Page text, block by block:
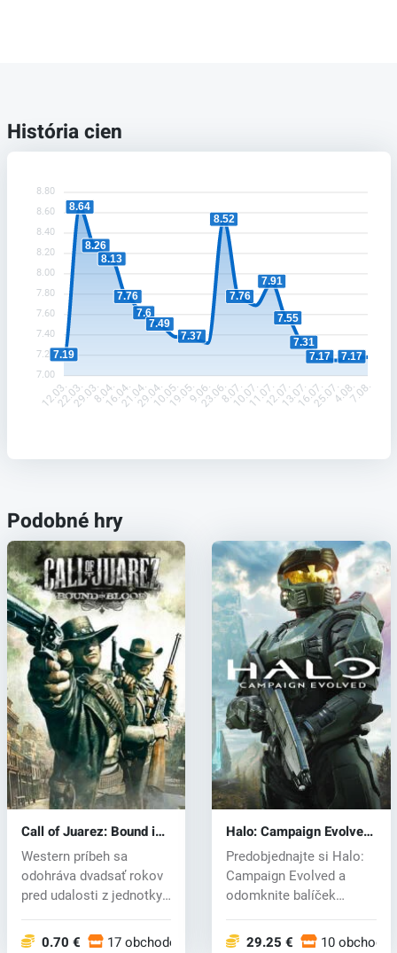
História cien
8.80
8.60
8.40
8.20
8.00
7.80
7.60
7.40
7.20
7.00
7.19
8.64
8.26
8.13
7.76
7.6
7.49
7.37
8.52
7.76
7.91
7.55
7.31
7.17
7.17
12.03.22.03.29.03.8.04.16.04.21.04.29.04.10.05.19.05.9.06.23.06.8.07.10.07.11.07.12.07.13.07.16.07.25.07.4.08.7.08.
Podobné hry
Call of Juarez: Bound in
Blood (PC) CD key
Western príbeh sa
odohráva dvadsať rokov
pred udalosti z jednotky
0.70 € 17 obchodoch
Halo: Campaign Evolved
(PC) key
Predobjednajte si Halo:
Campaign Evolved a
odomknite balíček
29.25 € 10